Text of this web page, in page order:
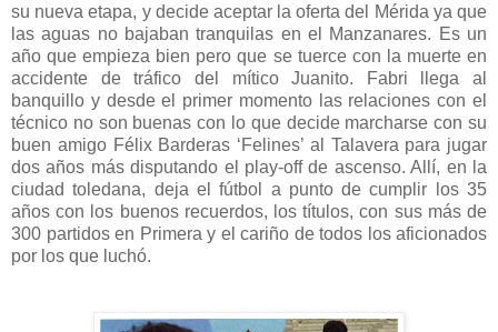
su nueva etapa, y decide aceptar la oferta del Mérida ya que
las aguas no bajaban tranquilas en el Manzanares. Es un
año que empieza bien pero que se tuerce con la muerte en
accidente de tráfico del mítico Juanito. Fabri llega al
banquillo y desde el primer momento las relaciones con el
técnico no son buenas con lo que decide marcharse con su
buen amigo Félix Barderas ‘Felines’ al Talavera para jugar
dos años más disputando el play-off de ascenso. Allí, en la
ciudad toledana, deja el fútbol a punto de cumplir los 35
años con los buenos recuerdos, los títulos, con sus más de
300 partidos en Primera y el cariño de todos los aficionados
por los que luchó.